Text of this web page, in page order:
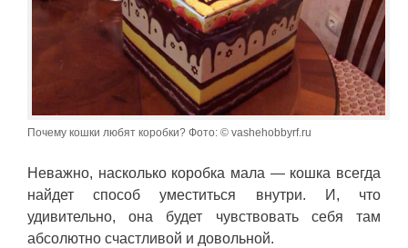
Почему кошки любят коробки? Фото: © vashehobbyrf.ru
Неважно, насколько коробка мала — кошка всегда
найдет способ уместиться внутри. И, что
удивительно, она будет чувствовать себя там
абсолютно счастливой и довольной.